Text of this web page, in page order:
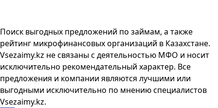
Поиск выгодных предложений по займам, а также
рейтинг микрофинансовых организаций в Казахстане.
Vsezaimy.kz не связаны с деятельностью МФО и носит
исключительно рекомендательный характер. Все
предложения и компании являются лучшими или
выгодными исключительно по мнению специалистов
Vsezaimy.kz.